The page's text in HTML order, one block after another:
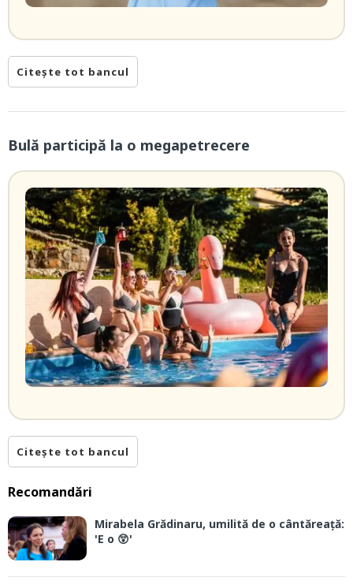
Citește tot bancul
Bulă participă la o megapetrecere
Citește tot bancul
Recomandări
Mirabela Grădinaru, umilită de o cântăreață:
'E o 😲'